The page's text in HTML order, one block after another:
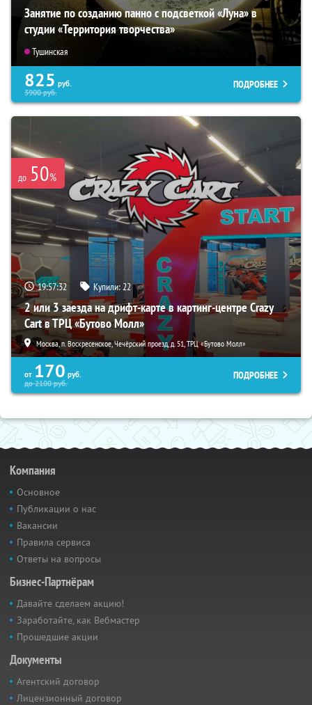
Занятие по созданию панно с подсветкой «Луна» в
студии «Территория творчества»
Тушинская
825 руб.
3900руб.
ПОДРОБНЕЕ
до 50%
19:57:31 Купили:22
2 или 3 заезда на дрифт-карте в картинг-центре Crazy
Cart в ТРЦ «Бутово Молл»
Москва, п. Воскресенское, Чечёрский проезд, д. 51, ТРЦ «Бутово Молл»
от 170 руб.
до2100руб.
ПОДРОБНЕЕ
Компания
Основное
Публикации о нас
Вакансии
Правила сервиса
Ответы на вопросы
Бизнес-Партнёрам
Давайте сделаем акцию!
Заработайте, как Вебмастер
Прошедшие акции
Документы
Агентский договор
Лицензионный договор